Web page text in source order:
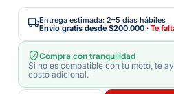
Entrega estimada: 2–5 días hábiles
Envío gratis desde $200.000 · Te
Compra con tranquilidad
Si no es compatible con tu moto, te
costo adicional.